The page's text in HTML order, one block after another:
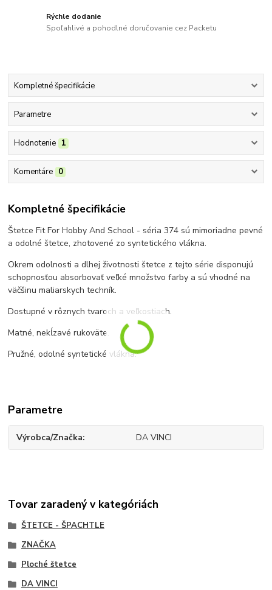
Rýchle dodanie
Spoľahlivé a pohodlné doručovanie cez Packetu
Kompletné špecifikácie
Parametre
Hodnotenie 1
Komentáre 0
Kompletné špecifikácie
Štetce Fit For Hobby And School - séria 374 sú mimoriadne pevné
a odolné štetce, zhotovené zo syntetického vlákna.
Okrem odolnosti a dlhej životnosti štetce z tejto série disponujú
schopnosťou absorbovať veľké množstvo farby a sú vhodné na
väčšinu maliarskych techník.
Dostupné v rôznych tvaroch a veľkostiach.
Matné, nekĺzavé rukoväte.
Pružné, odolné syntetické vlákna.
Parametre
Výrobca/Značka DA VINCI
Tovar zaradený v kategóriách
ŠTETCE - ŠPACHTLE
ZNAČKA
Ploché štetce
DA VINCI